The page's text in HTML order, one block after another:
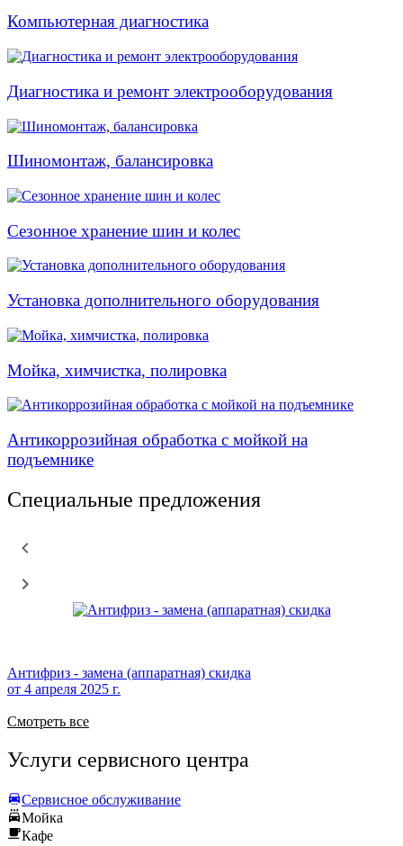
Компьютерная диагностика
Диагностика и ремонт электрооборудования
Шиномонтаж, балансировка
Сезонное хранение шин и колес
Установка дополнительного оборудования
Мойка, химчистка, полировка
Антикоррозийная обработка с мойкой на
подъемнике
Специальные предложения
Антифриз - замена (аппаратная) скидка
от 4 апреля 2025 г.
Смотреть все
Услуги сервисного центра
Сервисное обслуживание
Мойка
Кафе